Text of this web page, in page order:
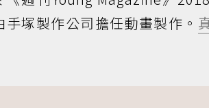
塚製作公司擔任動畫製作。